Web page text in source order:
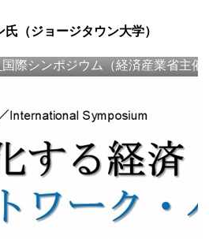
（ジョージタウン大学）